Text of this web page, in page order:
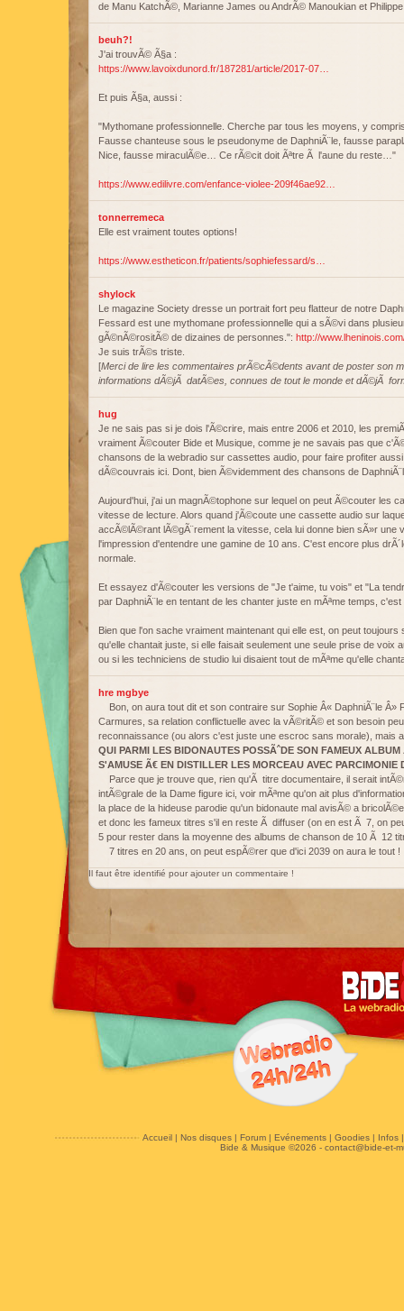
de Manu KatchÃ©, Marianne James ou AndrÃ© Manoukian et
beuh?!
J'ai trouvÃ© Ã§a :
https://www.lavoixdunord.fr/187281/article/2017-07…
Et puis Ã§a, aussi :
"Mythomane professionnelle. Cherche par tous les moyens, y
Fausse chanteuse sous le pseudonyme de DaphniÃ¨le, fausse
Nice, fausse miraculÃ©e… Ce rÃ©cit doit Ãªtre Ã l'aune du reste…"
https://www.edilivre.com/enfance-violee-209f46ae92…
tonnerremeca
Elle est vraiment toutes options!
https://www.estheticon.fr/patients/sophiefessard/s…
shylock
Le magazine Society dresse un portrait fort peu flatteur de notre
Fessard est une mythomane professionnelle qui a sÃ©vi dans
gÃ©nÃ©rositÃ© de dizaines de personnes.": http://
Je suis trÃ©s triste.
[Merci de lire les commentaires prÃ©cÃ©dents avant de poster son
informations dÃ©jÃ datÃ©es, connues de tout le monde et dÃ©jÃ
hug
Je ne sais pas si je dois l'Ã©crire, mais entre 2006 et 2010, les
vraiment Ã©couter Bide et Musique, comme je ne savais pas que
chansons de la webradio sur cassettes audio, pour faire profiter
dÃ©couvrais ici. Dont, bien Ã©videmment des chansons de
Aujourd'hui, j'ai un magnÃ©tophone sur lequel on peut Ã©couter les
vitesse de lecture. Alors quand j'Ã©coute une cassette audio sur
accÃ©lÃ©rant lÃ©gÃ¨rement la vitesse, cela lui donne bien sÃ»r une
l'impression d'entendre une gamine de 10 ans. C'est encore plus
normale.
Et essayez d'Ã©couter les versions de "Je t'aime, tu vois" et "La
par DaphniÃ¨le en tentant de les chanter juste en mÃªme temps, c'est
Bien que l'on sache vraiment maintenant qui elle est, on peut
qu'elle chantait juste, si elle faisait seulement une seule prise de voix
ou si les techniciens de studio lui disaient tout de mÃªme qu'elle
hre mgbye
Bon, on aura tout dit et son contraire sur Sophie Â« DaphniÃ¨le Â»
Carmures, sa relation conflictuelle avec la vÃ©ritÃ© et son besoin
reconnaissance (ou alors c'est juste une escroc sans morale), mais
QUI PARMI LES BIDONAUTES POSSÃˆDE SON FAMEUX
S'AMUSE Ã€ EN DISTILLER LES MORCEAU AVEC PARCIMONIE
Parce que je trouve que, rien qu'Ã titre documentaire, il serait
intÃ©grale de la Dame figure ici, voir mÃªme qu'on ait plus
la place de la hideuse parodie qu'un bidonaute mal avisÃ© a
et donc les fameux titres s'il en reste Ã diffuser (on en est Ã 7, on
5 pour rester dans la moyenne des albums de chanson de 10 Ã 12
7 titres en 20 ans, on peut espÃ©rer que d'ici 2039 on aura le tout !
Il faut être identifié pour ajouter un commentaire !
Accueil| Nos disques| Forum| Evénements| Goodies| Infos
Bide & Musique ©2026 - contact@bide-et-